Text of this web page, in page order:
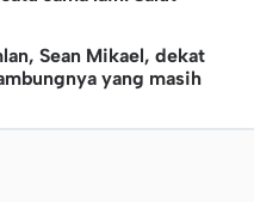
Sean Mikael, dekat
yang masih